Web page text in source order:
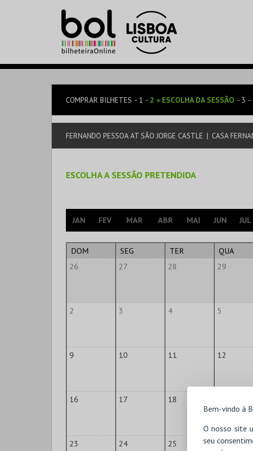
Bem-vindo à
O nosso site
seu
COMPRAR BILHETES 1 2 » ESCOLHA DA SESSÃO 3
FERNANDO PESSOA AT SÃO JORGE CASTLE | CASA
ESCOLHA A SESSÃO PRETENDIDA
JAN FEV MAR ABR MAI JUN JUL
DOM SEG TER QUA
26
27 28 29
2 3 4 5
9 10 11 12
16 17 18
23 24 25 26